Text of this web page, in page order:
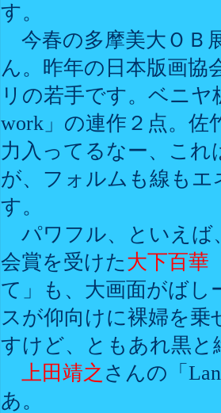
す。
今春の多摩美大ＯＢ
ん。昨年の日本版画協
リの若手です。ベニ
work」の連作２点。佐
力入ってるなー、こ
が、フォルムも線も
す。
パワフル、といえば
会賞を受けた大下百華
て」も、大画面がばし
スが仰向けに裸婦を
すけど、ともあれ黒と
上田靖之 さんの「
あ。